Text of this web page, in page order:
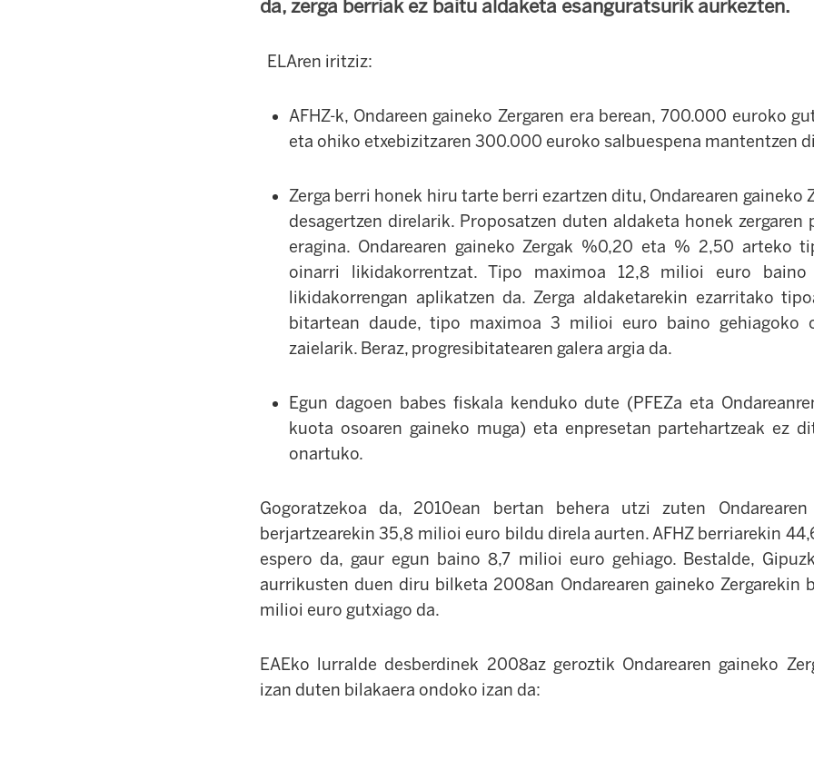
da, zerga berriak ez baitu aldaketa esanguratsurik aurkezten.
ELAren iritziz:
AFHZ-k, Ondareen gaineko Zergaren era berean, 700.000 euroko
eta ohiko etxebizitzaren 300.000 euroko salbuespena mantentzen
Zerga berri honek hiru tarte berri ezartzen ditu, Ondarearen gaineko
desagertzen direlarik. Proposatzen duten aldaketa honek zergaren
eragina. Ondarearen gaineko Zergak %0,20 eta % 2,50 arteko
oinarri likidakorrentzat. Tipo maximoa 12,8 milioi euro baino
likidakorrengan aplikatzen da. Zerga aldaketarekin ezarritako
bitartean daude, tipo maximoa 3 milioi euro baino gehiagoko
zaielarik. Beraz, progresibitatearen galera argia da.
Egun dagoen babes fiskala kenduko dute (PFEZa eta
kuota osoaren gaineko muga) eta enpresetan partehartzeak ez
onartuko.
Gogoratzekoa da, 2010ean bertan behera utzi zuten Ondarearen
berjartzearekin 35,8 milioi euro bildu direla aurten. AFHZ berriarekin
espero da, gaur egun baino 8,7 milioi euro gehiago. Bestalde,
aurrikusten duen diru bilketa 2008an Ondarearen gaineko Zergarekin
milioi euro gutxiago da.
EAEko lurralde desberdinek 2008az geroztik Ondarearen gaineko
izan duten bilakaera ondoko izan da: